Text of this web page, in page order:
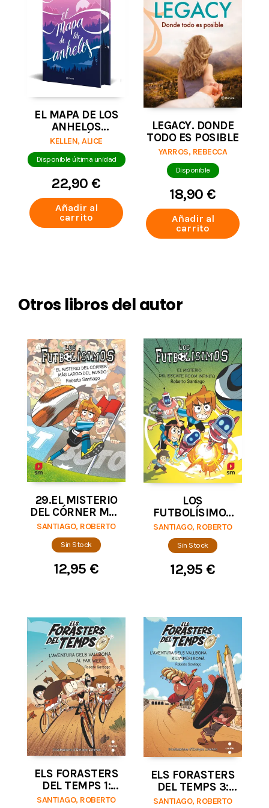
EL MAPA DE LOS
ANHELOS
(EDICIÓN
ESPECIAL)
KELLEN, ALICE
Disponible última unidad
22,90 €
Añadir al
carrito
LEGACY. DONDE
TODO ES POSIBLE
YARROS, REBECCA
Disponible
18,90 €
Añadir al
carrito
Otros libros del autor
29.EL MISTERIO
DEL CÓRNER MÁS
LARGO DEL
MUNDO
SANTIAGO, ROBERTO
Sin Stock
12,95 €
LOS
FUTBOLÍSIMOS
28: EL MISTERIO
DEL ESCAPE
ROOM INFINITO
SANTIAGO, ROBERTO
Sin Stock
12,95 €
ELS FORASTERS
DEL TEMPS 1:
L'AVENTURA
SANTIAGO, ROBERTO
ELS FORASTERS
DEL TEMPS 3:
L'AVENTURA
SANTIAGO, ROBERTO